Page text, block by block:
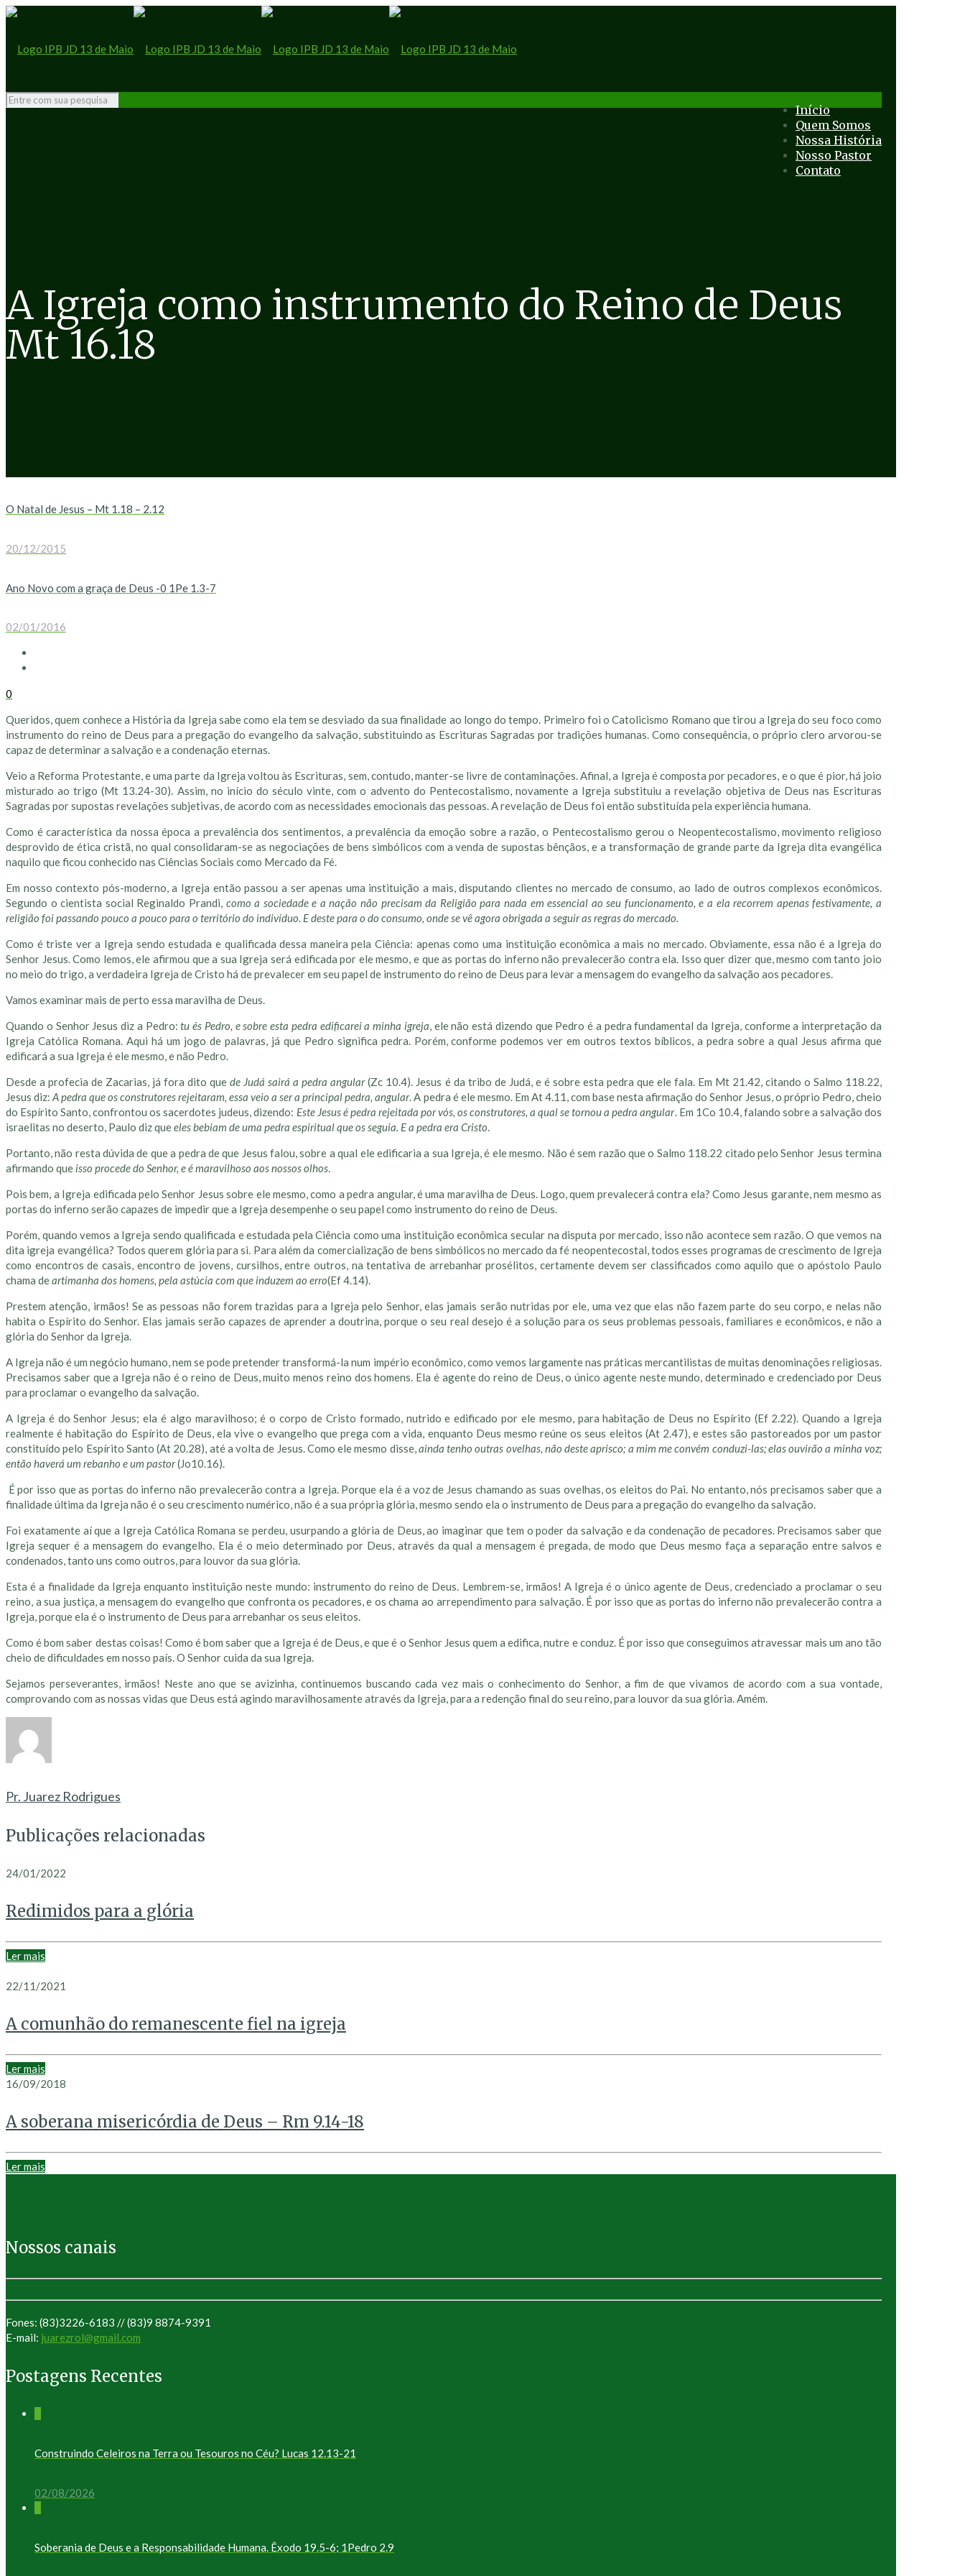
Início
Quem Somos
Nossa História
Nosso Pastor
Contato
A Igreja como instrumento do Reino de Deus
Mt 16.18
O Natal de Jesus – Mt 1.18 – 2.12
20/12/2015
Ano Novo com a graça de Deus -0 1Pe 1.3-7
02/01/2016
0
Queridos, quem conhece a História da Igreja sabe como ela tem se desviado da sua finalidade ao longo do tempo. Primeiro foi o Catolicismo Romano que tirou a Igreja do seu foco como
instrumento do reino de Deus para a pregação do evangelho da salvação, substituindo as Escrituras Sagradas por tradições humanas. Como consequência, o próprio clero arvorou-se
capaz de determinar a salvação e a condenação eternas.
Veio a Reforma Protestante, e uma parte da Igreja voltou às Escrituras, sem, contudo, manter-se livre de contaminações. Afinal, a Igreja é composta por pecadores, e o que é pior, há joio
misturado ao trigo (Mt 13.24-30). Assim, no início do século vinte, com o advento do Pentecostalismo, novamente a Igreja substituiu a revelação objetiva de Deus nas Escrituras
Sagradas por supostas revelações subjetivas, de acordo com as necessidades emocionais das pessoas. A revelação de Deus foi então substituída pela experiência humana.
Como é característica da nossa época a prevalência dos sentimentos, a prevalência da emoção sobre a razão, o Pentecostalismo gerou o Neopentecostalismo, movimento religioso
desprovido de ética cristã, no qual consolidaram-se as negociações de bens simbólicos com a venda de supostas bênçãos, e a transformação de grande parte da Igreja dita evangélica
naquilo que ficou conhecido nas Ciências Sociais como Mercado da Fé.
Em nosso contexto pós-moderno, a Igreja então passou a ser apenas uma instituição a mais, disputando clientes no mercado de consumo, ao lado de outros complexos econômicos.
Segundo o cientista social Reginaldo Prandi, como a sociedade e a nação não precisam da Religião para nada em essencial ao seu funcionamento, e a ela recorrem apenas festivamente, a
religião foi passando pouco a pouco para o território do indivíduo. E deste para o do consumo, onde se vê agora obrigada a seguir as regras do mercado.
Como é triste ver a Igreja sendo estudada e qualificada dessa maneira pela Ciência: apenas como uma instituição econômica a mais no mercado. Obviamente, essa não é a Igreja do
Senhor Jesus. Como lemos, ele afirmou que a sua Igreja será edificada por ele mesmo, e que as portas do inferno não prevalecerão contra ela. Isso quer dizer que, mesmo com tanto joio
no meio do trigo, a verdadeira Igreja de Cristo há de prevalecer em seu papel de instrumento do reino de Deus para levar a mensagem do evangelho da salvação aos pecadores.
Vamos examinar mais de perto essa maravilha de Deus.
Quando o Senhor Jesus diz a Pedro:tu és Pedro, e sobre esta pedra edificarei a minha igreja, ele não está dizendo que Pedro é a pedra fundamental da Igreja, conforme a interpretação da
Igreja Católica Romana. Aqui há um jogo de palavras, já que Pedro significa pedra. Porém, conforme podemos ver em outros textos bíblicos, a pedra sobre a qual Jesus afirma que
edificará a sua Igreja é ele mesmo, e não Pedro.
Desde a profecia de Zacarias, já fora dito quede Judá sairá a pedra angular(Zc 10.4). Jesus é da tribo de Judá, e é sobre esta pedra que ele fala. Em Mt 21.42, citando o Salmo 118.22,
Jesus diz:A pedra que os construtores rejeitaram, essa veio a ser a principal pedra, angular. A pedra é ele mesmo. Em At 4.11, com base nesta afirmação do Senhor Jesus, o próprio Pedro, cheio
do Espírito Santo, confrontou os sacerdotes judeus, dizendo: Este Jesus é pedra rejeitada por vós, os construtores, a qual se tornou a pedra angular. Em 1Co 10.4, falando sobre a salvação dos
israelitas no deserto, Paulo diz queeles bebiam de uma pedra espiritual que os seguia. E a pedra era Cristo.
Portanto, não resta dúvida de que a pedra de que Jesus falou, sobre a qual ele edificaria a sua Igreja, é ele mesmo. Não é sem razão que o Salmo 118.22 citado pelo Senhor Jesus termina
afirmando que isso procede do Senhor, e é maravilhoso aos nossos olhos.
Pois bem, a Igreja edificada pelo Senhor Jesus sobre ele mesmo, como a pedra angular, é uma maravilha de Deus. Logo, quem prevalecerá contra ela? Como Jesus garante, nem mesmo as
portas do inferno serão capazes de impedir que a Igreja desempenhe o seu papel como instrumento do reino de Deus.
Porém, quando vemos a Igreja sendo qualificada e estudada pela Ciência como uma instituição econômica secular na disputa por mercado, isso não acontece sem razão. O que vemos na
dita igreja evangélica? Todos querem glória para si. Para além da comercialização de bens simbólicos no mercado da fé neopentecostal, todos esses programas de crescimento de Igreja
como encontros de casais, encontro de jovens, cursilhos, entre outros, na tentativa de arrebanhar prosélitos, certamente devem ser classificados como aquilo que o apóstolo Paulo
chama deartimanha dos homens, pela astúcia com que induzem ao erro(Ef 4.14).
Prestem atenção, irmãos! Se as pessoas não forem trazidas para a Igreja pelo Senhor, elas jamais serão nutridas por ele, uma vez que elas não fazem parte do seu corpo, e nelas não
habita o Espírito do Senhor. Elas jamais serão capazes de aprender a doutrina, porque o seu real desejo é a solução para os seus problemas pessoais, familiares e econômicos, e não a
glória do Senhor da Igreja.
A Igreja não é um negócio humano, nem se pode pretender transformá-la num império econômico, como vemos largamente nas práticas mercantilistas de muitas denominações religiosas.
Precisamos saber que a Igreja não é o reino de Deus, muito menos reino dos homens. Ela é agente do reino de Deus, o único agente neste mundo, determinado e credenciado por Deus
para proclamar o evangelho da salvação.
A Igreja é do Senhor Jesus; ela é algo maravilhoso; é o corpo de Cristo formado, nutrido e edificado por ele mesmo, para habitação de Deus no Espírito (Ef 2.22). Quando a Igreja
realmente é habitação do Espírito de Deus, ela vive o evangelho que prega com a vida, enquanto Deus mesmo reúne os seus eleitos (At 2.47), e estes são pastoreados por um pastor
constituído pelo Espírito Santo (At 20.28), até a volta de Jesus. Como ele mesmo disse,ainda tenho outras ovelhas, não deste aprisco; a mim me convém conduzi-las; elas ouvirão a minha voz;
então haverá um rebanho e um pastor(Jo10.16).
É por isso que as portas do inferno não prevalecerão contra a Igreja. Porque ela é a voz de Jesus chamando as suas ovelhas, os eleitos do Pai. No entanto, nós precisamos saber que a
finalidade última da Igreja não é o seu crescimento numérico, não é a sua própria glória, mesmo sendo ela o instrumento de Deus para a pregação do evangelho da salvação.
Foi exatamente aí que a Igreja Católica Romana se perdeu, usurpando a glória de Deus, ao imaginar que tem o poder da salvação e da condenação de pecadores. Precisamos saber que
Igreja sequer é a mensagem do evangelho. Ela é o meio determinado por Deus, através da qual a mensagem é pregada, de modo que Deus mesmo faça a separação entre salvos e
condenados, tanto uns como outros, para louvor da sua glória.
Esta é a finalidade da Igreja enquanto instituição neste mundo: instrumento do reino de Deus. Lembrem-se, irmãos! A Igreja é o único agente de Deus, credenciado a proclamar o seu
reino, a sua justiça, a mensagem do evangelho que confronta os pecadores, e os chama ao arrependimento para salvação. É por isso que as portas do inferno não prevalecerão contra a
Igreja, porque ela é o instrumento de Deus para arrebanhar os seus eleitos.
Como é bom saber destas coisas! Como é bom saber que a Igreja é de Deus, e que é o Senhor Jesus quem a edifica, nutre e conduz. É por isso que conseguimos atravessar mais um ano tão
cheio de dificuldades em nosso país. O Senhor cuida da sua Igreja.
Sejamos perseverantes, irmãos! Neste ano que se avizinha, continuemos buscando cada vez mais o conhecimento do Senhor, a fim de que vivamos de acordo com a sua vontade,
comprovando com as nossas vidas que Deus está agindo maravilhosamente através da Igreja, para a redenção final do seu reino, para louvor da sua glória. Amém.
Pr. Juarez Rodrigues
Publicações relacionadas
24/01/2022
Redimidos para a glória
Ler mais
22/11/2021
A comunhão do remanescente fiel na igreja
Ler mais
16/09/2018
A soberana misericórdia de Deus – Rm 9.14-18
Ler mais
Nossos canais
Fones: (83)3226-6183 // (83)9 8874-9391
E-mail: juarezrol@gmail.com
Postagens Recentes
Construindo Celeiros na Terra ou Tesouros no Céu? Lucas 12.13-21
02/08/2026
Soberania de Deus e a Responsabilidade Humana. Êxodo 19.5-6; 1Pedro 2.9